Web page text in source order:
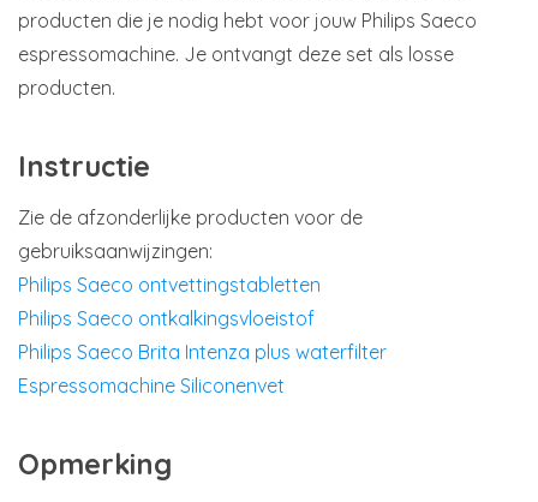
producten die je nodig hebt voor jouw Philips Saeco
espressomachine. Je ontvangt deze set als losse
producten.
Instructie
Zie de afzonderlijke producten voor de
gebruiksaanwijzingen:
Philips Saeco ontvettingstabletten
Philips Saeco ontkalkingsvloeistof
Philips Saeco Brita Intenza plus waterfilter
Espressomachine Siliconenvet
Opmerking